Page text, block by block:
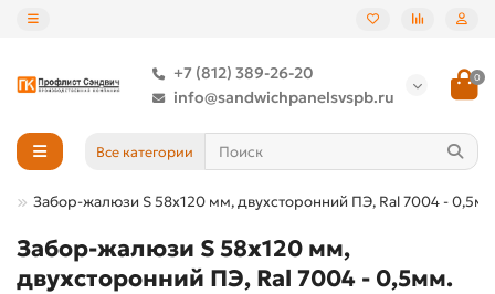
+7 (812) 389-26-20
info@sandwichpanelsvspb.ru
0
Все категории
Забор-жалюзи S 58х120 мм, двухсторонний ПЭ, Ral 7004 -
Забор-жалюзи S 58х120 мм,
двухсторонний ПЭ, Ral 7004 - 0,5мм.